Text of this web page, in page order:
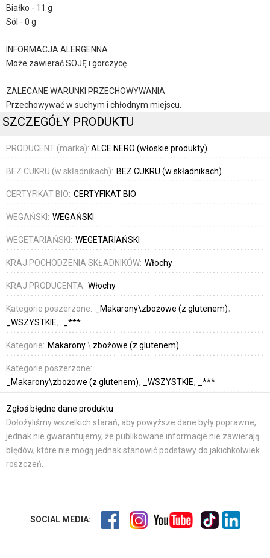
Białko - 11 g
Sól - 0 g
INFORMACJA ALERGENNA
Może zawierać SOJĘ i gorczycę.
ZALECANE WARUNKI PRZECHOWYWANIA
Przechowywać w suchym i chłodnym miejscu.
SZCZEGÓŁY PRODUKTU
PRODUCENT (marka): ALCE NERO (włoskie produkty)
BEZ CUKRU (w składnikach): BEZ CUKRU (w składnikach)
CERTYFIKAT BIO: CERTYFIKAT BIO
WEGAŃSKI: WEGAŃSKI
WEGETARIAŃSKI: WEGETARIAŃSKI
KRAJ POCHODZENIA SKŁADNIKÓW: Włochy
KRAJ PRODUCENTA: Włochy
Kategorie poszerzone:
_Makarony\zbożowe (z glutenem)
_WSZYSTKIE
_***
Kategorie: Makarony\ zbożowe (z glutenem)
Kategorie poszerzone:
_Makarony\zbożowe (z glutenem)
_WSZYSTKIE _***
Zgłoś błędne dane produktu
Dołożyliśmy wszelkich starań, aby powyższe dane były poprawne,
jednak nie gwarantujemy, że publikowane informacje nie zawierają
błędów, które nie mogą jednak stanowić podstawy do jakichkolwiek
roszczeń.
SOCIAL MEDIA: